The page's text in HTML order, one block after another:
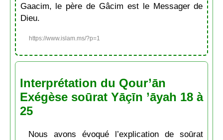
Gaacim, le père de Gâcim est le Messager de
Dieu.
https://www.islam.ms/?p=1
Interprétation du Qour’ān
Exégèse soūrat Yāçīn ’āyah 18 à
25
Nous avons évoqué l’explication de soūrat